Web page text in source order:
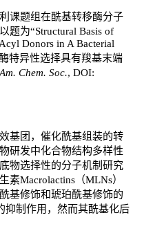
课题组在酰基转移酶分子
题为“Structural Basis of
Donors in A Bacterial
特异性选择具有羧基末端
Chem. Soc., DOI:
基团，催化酰基组装的转
研发中化合物结构多样性
物选择性的分子机制研究
素Macrolactins（MLNs）
基修饰和琥珀酰基修饰的
抑制作用，然而其酰基化后